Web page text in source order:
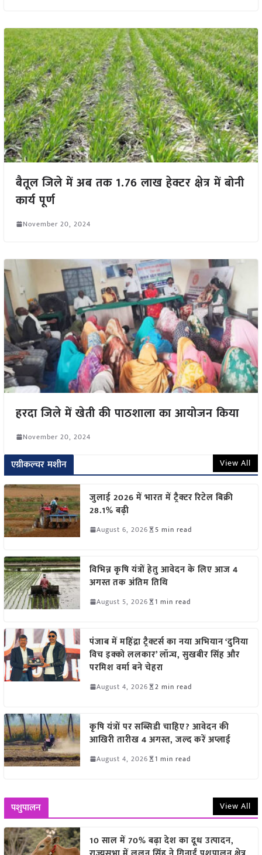
बैतूल जिले में अब तक 1.76 लाख हेक्टर क्षेत्र में बोनी
कार्य पूर्ण
November 20, 2024
हरदा जिले में खेती की पाठशाला का आयोजन किया
November 20, 2024
एग्रीकल्चर मशीन View All
जुलाई 2026 में भारत में ट्रैक्टर रिटेल बिक्री
28.1% बढ़ी
August 6, 2026 5 min read
विभिन्न कृषि यंत्रों हेतु आवेदन के लिए आज 4
अगस्त तक अंतिम तिथि
August 5, 2026 1 min read
पंजाब में महिंद्रा ट्रैक्टर्स का नया अभियान ‘दुनिया
विच इक्को ललकार’ लॉन्च, सुखबीर सिंह और
परमिश वर्मा बने चेहरा
August 4, 2026 2 min read
कृषि यंत्रों पर सब्सिडी चाहिए? आवेदन की
आखिरी तारीख 4 अगस्त, जल्द करें अप्लाई
August 4, 2026 1 min read
पशुपालन View All
10 साल में 70% बढ़ा देश का दूध उत्पादन,